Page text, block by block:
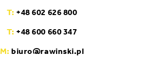
T: +48 602 626 800
T: +48 600 660 347
M: biuro@rawinski.pl